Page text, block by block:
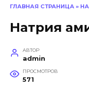
ГЛАВНАЯ СТРАНИЦА »
Натрия
АВТОР
admin
ПРОСМОТРОВ
571